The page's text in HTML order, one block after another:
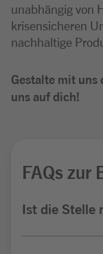
unabhängig von
krisensicheren
nachhaltige
Gestalte mit uns
uns auf dich!
FAQs zur
Ist die Stelle